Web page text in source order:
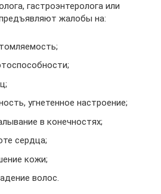
гастроэнтеролога или
жалобы на:
угнетенное настроение;
в конечностях;
сердца;
кожи;
волос.